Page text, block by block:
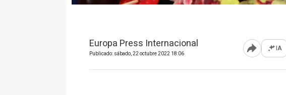
Europa Press Internacional
Publicado: sábado, 22 octubre 2022 18:06 Abrir IA